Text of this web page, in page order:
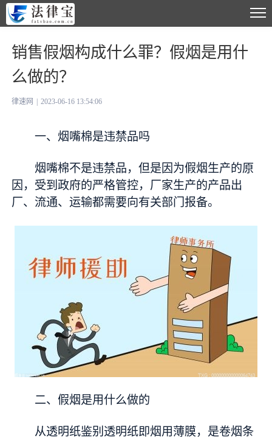
销售假烟构成什么罪？假烟是用什
么做的？
律速网 2023-06-16 13:54:06
一、烟嘴棉是违禁品吗
烟嘴棉不是违禁品，但是因为假烟生产的原
因，受到政府的严格管控，厂家生产的产品出
厂、流通、运输都需要向有关部门报备。
二、假烟是用什么做的
从透明纸鉴别透明纸即烟用薄膜，是卷烟条